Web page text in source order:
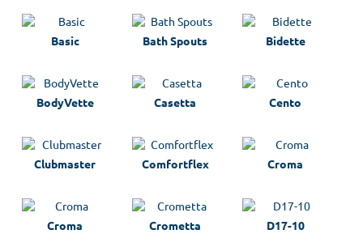
Basic Bath Spouts Bidette
BodyVette Casetta Cento
Clubmaster Comfortflex Croma
Croma Crometta D17-10